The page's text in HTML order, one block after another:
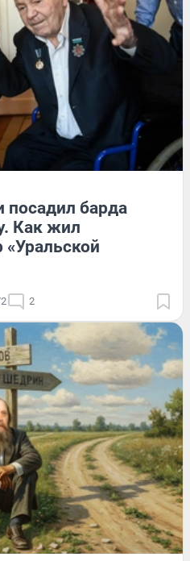
посадил барда
Как жил
2